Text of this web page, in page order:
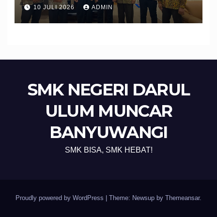
Edukasi dan Perlindungan
Calon Pekerja Migran
10 JULI 2026 ADMIN
SMK NEGERI DARUL
ULUM MUNCAR
BANYUWANGI
SMK BISA, SMK HEBAT!
Proudly powered by WordPress Theme: Newsup by Themeansar.